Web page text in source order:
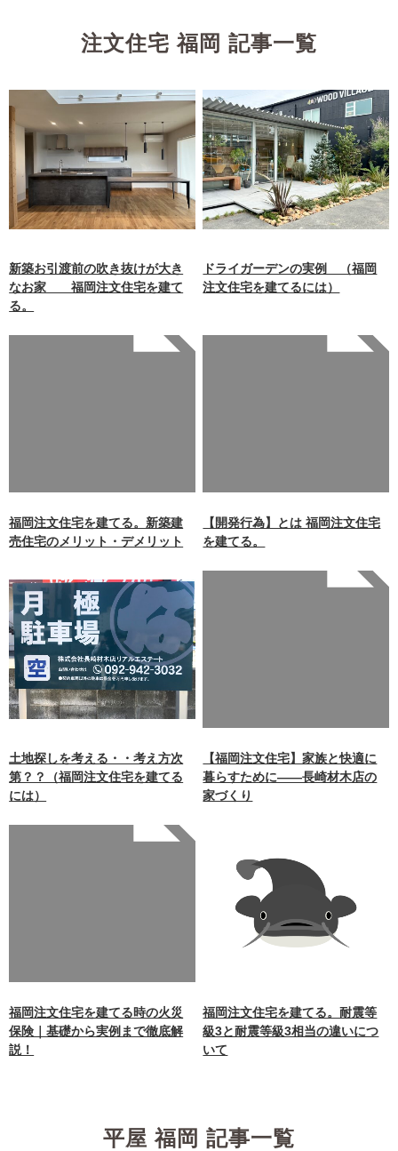
注文住宅 福岡 記事一覧
新築お引渡前の吹き抜けが大き
なお家 福岡注文住宅を建て
る。
ドライガーデンの実例 （福岡
注文住宅を建てるには）
content/themes/nagasaki/f
unctions.phpon line87
福岡注文住宅を建てる。新築建
売住宅のメリット・デメリット
content/themes/nagasaki/f
unctions.phpon line 87
【開発行為】とは 福岡注文住宅
を建てる。
土地探しを考える・・考え方次
第？？（福岡注文住宅を建てる
には）
content/themes/nagasaki/f
unctions.phpon line87
【福岡注文住宅】家族と快適に
暮らすために――長崎材木店の
家づくり
content/themes/nagasaki/f
unctions.phpon line 87
福岡注文住宅を建てる時の火災
保険｜基礎から実例まで徹底解
説！
福岡注文住宅を建てる。耐震等
級3と耐震等級3相当の違いにつ
いて
平屋 福岡 記事一覧